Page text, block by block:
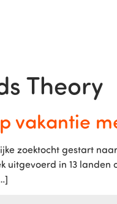
Theory
vakantie
zoektocht gestart
uitgevoerd in 13